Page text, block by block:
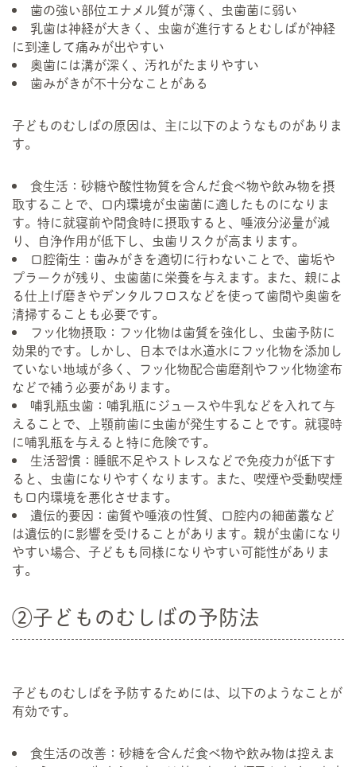
歯の強い部位エナメル質が薄く、虫歯菌に弱い
乳歯は神経が大きく、虫歯が進行するとむしばが神経
に到達して痛みが出やすい
奥歯には溝が深く、汚れがたまりやすい
歯みがきが不十分なことがある
子どものむしばの原因は、主に以下のようなものがありま
す。
食生活：砂糖や酸性物質を含んだ食べ物や飲み物を摂
取することで、口内環境が虫歯菌に適したものになりま
す。特に就寝前や間食時に摂取すると、唾液分泌量が減
り、自浄作用が低下し、虫歯リスクが高まります。
口腔衛生：歯みがきを適切に行わないことで、歯垢や
プラークが残り、虫歯菌に栄養を与えます。また、親によ
る仕上げ磨きやデンタルフロスなどを使って歯間や奥歯を
清掃することも必要です。
フッ化物摂取：フッ化物は歯質を強化し、虫歯予防に
効果的です。しかし、日本では水道水にフッ化物を添加し
ていない地域が多く、フッ化物配合歯磨剤やフッ化物塗布
などで補う必要があります。
哺乳瓶虫歯：哺乳瓶にジュースや牛乳などを入れて与
えることで、上顎前歯に虫歯が発生することです。就寝時
に哺乳瓶を与えると特に危険です。
生活習慣：睡眠不足やストレスなどで免疫力が低下す
ると、虫歯になりやすくなります。また、喫煙や受動喫煙
も口内環境を悪化させます。
遺伝的要因：歯質や唾液の性質、口腔内の細菌叢など
は遺伝的に影響を受けることがあります。親が虫歯になり
やすい場合、子どもも同様になりやすい可能性がありま
す。
②子どものむしばの予防法
子どものむしばを予防するためには、以下のようなことが
有効です。
食生活の改善：砂糖を含んだ食べ物や飲み物は控えま